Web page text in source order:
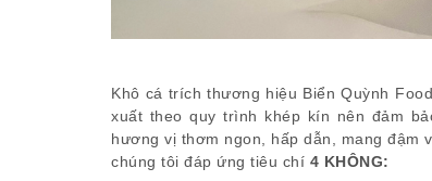
Khô cá trích thương hiệu Biển Quỳnh
xuất theo quy trình khép kín nên đảm
hương vị thơm ngon, hấp dẫn, mang đậm
chúng tôi đáp ứng tiêu chí 4 KHÔNG: